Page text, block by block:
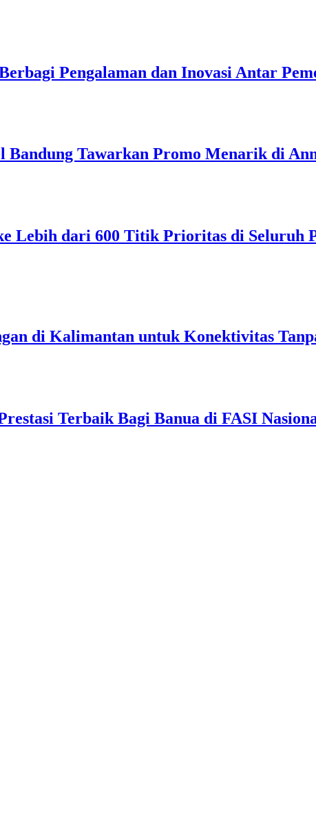
Pengalaman dan Inovasi Antar
Tawarkan Promo Menarik di
Lebih dari 600 Titik Prioritas di Seluruh
di Kalimantan untuk Konektivitas
Terbaik Bagi Banua di FASI